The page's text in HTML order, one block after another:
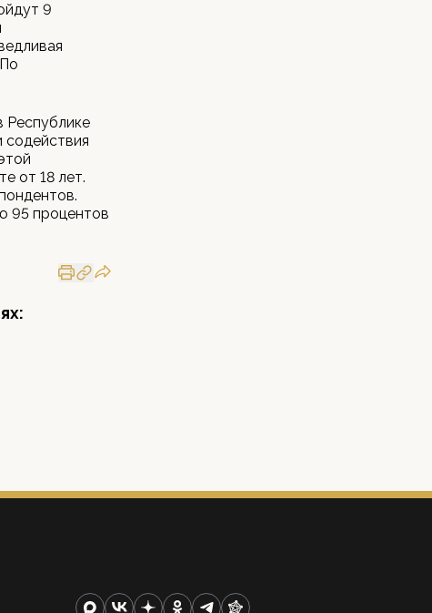
9
содействия
от 18 лет.
95 процентов